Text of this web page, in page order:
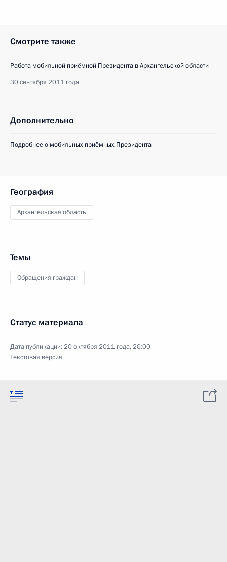
Смотрите также
Работа мобильной приёмной Президента в Архангельской области
30 сентября 2011 года
Дополнительно
Подробнее о мобильных приёмных Президента
География
Архангельская область
Темы
Обращения граждан
Статус материала
Дата публикации:20 октября 2011 года, 20:00
Текстовая версия